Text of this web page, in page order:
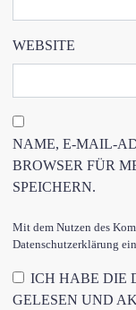
WEBSITE
NAME, E-MAIL-
BROWSER FÜR
SPEICHERN.
Mit dem Nutzen des
Datenschutzerklärung
ICH HABE DIE
GELESEN UND